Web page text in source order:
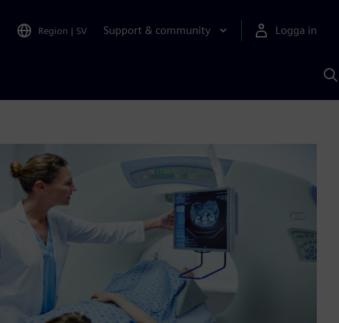
Region | SV Support & community Logga in